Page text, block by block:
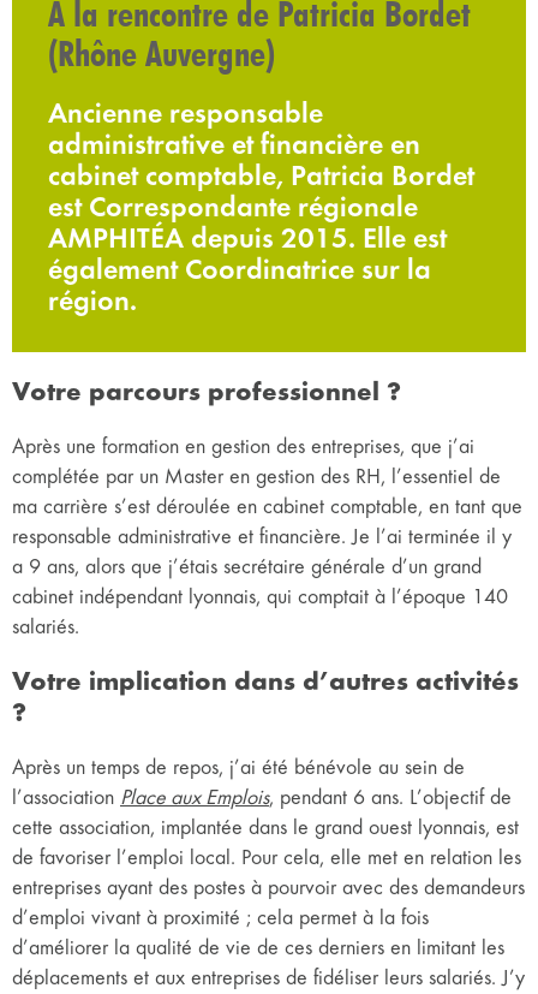
À la rencontre de Patricia Bordet
(Rhône Auvergne)
Ancienne responsable
administrative et financière en
cabinet comptable, Patricia Bordet
est Correspondante régionale
AMPHITÉA depuis 2015. Elle est
également Coordinatrice sur la
région.
Votre parcours professionnel ?
Après une formation en gestion des entreprises, que j’ai
complétée par un Master en gestion des RH, l’essentiel de
ma carrière s’est déroulée en cabinet comptable, en tant que
responsable administrative et financière. Je l’ai terminée il y
a 9 ans, alors que j’étais secrétaire générale d’un grand
cabinet indépendant lyonnais, qui comptait à l’époque 140
salariés.
Votre implication dans d’autres activités
?
Après un temps de repos, j’ai été bénévole au sein de
l’association Place aux Emplois, pendant 6 ans. L’objectif de
cette association, implantée dans le grand ouest lyonnais, est
de favoriser l’emploi local. Pour cela, elle met en relation les
entreprises ayant des postes à pourvoir avec des demandeurs
d’emploi vivant à proximité ; cela permet à la fois
d’améliorer la qualité de vie de ces derniers en limitant les
déplacements et aux entreprises de fidéliser leurs salariés. J’y